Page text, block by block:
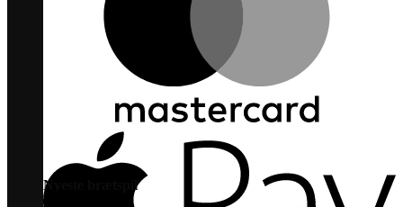
Nyeste brætspil